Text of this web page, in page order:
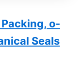
o-
Seals